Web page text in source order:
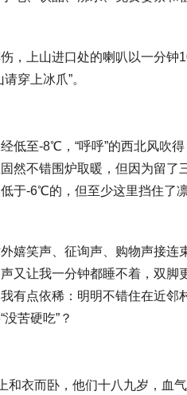
，上山进口处的喇叭以一分钟
穿上冰爪”。
低至-8℃，“呼呼”的西北风吹得
然不错围炉取暖，但因为留了
于-6℃的，但至少这里挡住了
嬉笑声、征询声、购物声接连
又让我一分钟都睡不着，双脚
有点依稀：明明不错住在近邻
苦硬吃”？
和衣而卧，他们十八九岁，血气